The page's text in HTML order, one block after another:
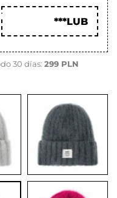
***LUB
30 días: 299 PLN